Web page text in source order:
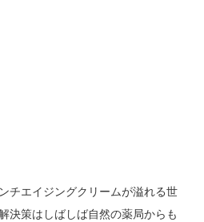
チエイジングクリームが溢れる世
決策はしばしば自然の薬局からも